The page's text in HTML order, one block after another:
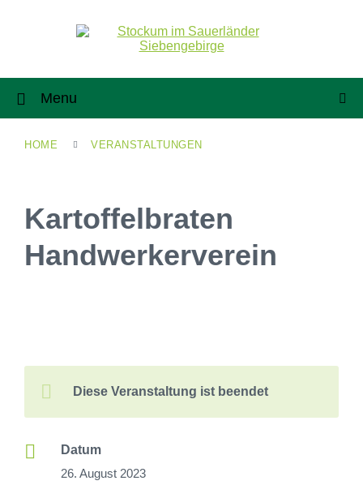
Menu
HOME VERANSTALTUNGEN
Kartoffelbraten
Handwerkerverein
Diese Veranstaltung ist beendet
Datum
26. August 2023